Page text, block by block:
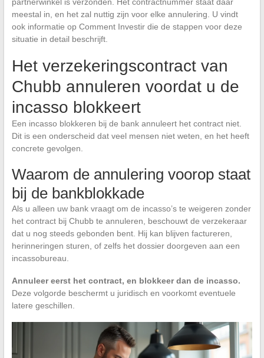
meestal in, en het zal nuttig zijn voor elke annulering. U vindt
ook informatie op Comment Investir die de stappen voor deze
situatie in detail beschrijft.
Het verzekeringscontract van
Chubb annuleren voordat u de
incasso blokkeert
Een incasso blokkeren bij de bank annuleert het contract niet.
Dit is een onderscheid dat veel mensen niet weten, en het heeft
concrete gevolgen.
Waarom de annulering voorop staat
bij de bankblokkade
Als u alleen uw bank vraagt om de incasso’s te weigeren zonder
het contract bij Chubb te annuleren, beschouwt de verzekeraar
dat u nog steeds gebonden bent. Hij kan blijven factureren,
herinneringen sturen, of zelfs het dossier doorgeven aan een
incassobureau.
Annuleer eerst het contract, en blokkeer dan de incasso.
Deze volgorde beschermt u juridisch en voorkomt eventuele
latere geschillen.